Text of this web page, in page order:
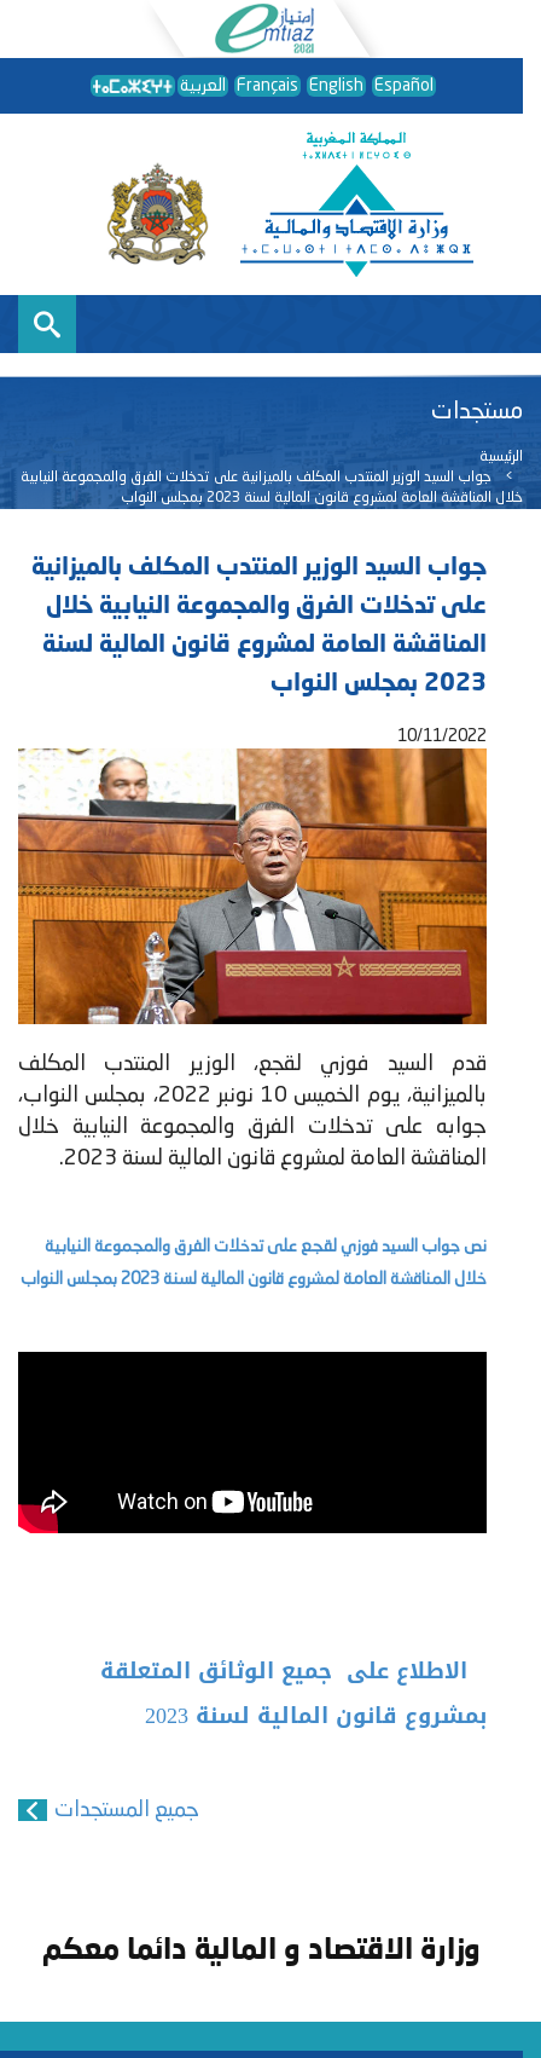
العربية Français English Español
مستجدات
الرئيسية
جواب السيد الوزير المنتدب المكلف بالميزانية على تدخلات الفرق والمجموعة النيابية
خلال المناقشة العامة لمشروع قانون المالية لسنة 2023 بمجلس النواب
جواب السيد الوزير المنتدب المكلف بالميزانية
على تدخلات الفرق والمجموعة النيابية خلال
المناقشة العامة لمشروع قانون المالية لسنة
2023 بمجلس النواب
10/11/2022
قدم السيد فوزي لقجع، الوزير المنتدب المكلف
بالميزانية، يوم الخميس 10 نونبر 2022، بمجلس النواب،
جوابه على تدخلات الفرق والمجموعة النيابية خلال
المناقشة العامة لمشروع قانون المالية لسنة 2023.
نص جواب السيد فوزي لقجع على تدخلات الفرق والمجموعة النيابية
خلال المناقشة العامة لمشروع قانون المالية لسنة 2023 بمجلس النواب
الاطلاع على جميع الوثائق المتعلقة
بمشروع قانون المالية لسنة 2023
جميع المستجدات
وزارة الاقتصاد و المالية دائما معكم